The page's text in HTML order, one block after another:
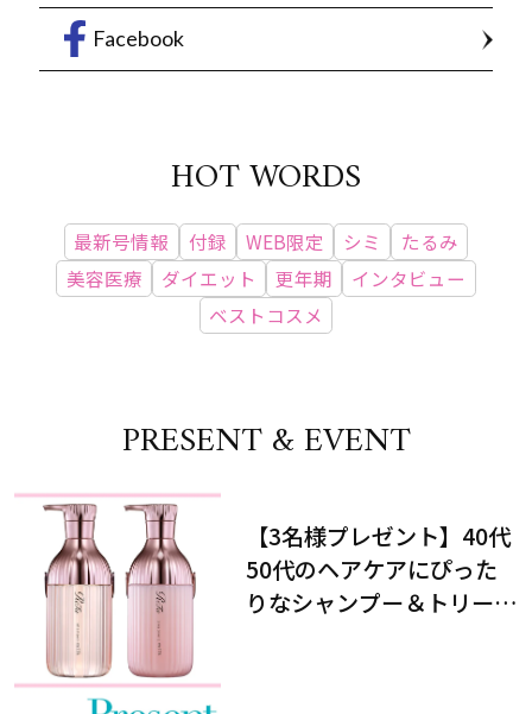
Facebook
HOT WORDS
最新号情報 付録 WEB限定 シミ
たるみ
美容医療
ダイエット 更年期
インタビュー
ベストコスメ
PRESENT & EVENT
【3名様プレゼント】40代
50代のヘアケアにぴった
りなシャンプー＆トリート